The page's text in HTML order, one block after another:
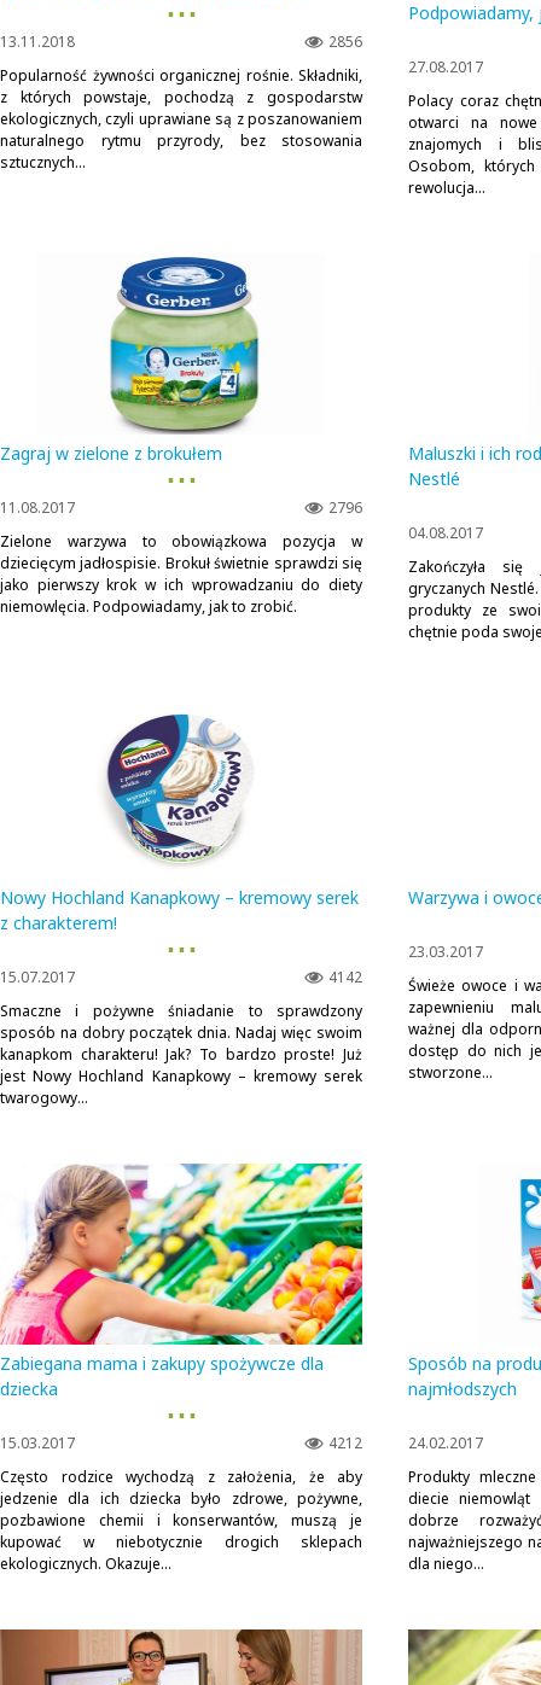
▪ ▪ ▪
2856
13.11.2018
Popularność żywności organicznej rośnie. Składniki,
z których powstaje, pochodzą z gospodarstw
ekologicznych, czyli uprawiane są z poszanowaniem
naturalnego rytmu przyrody, bez stosowania
sztucznych...
Podpowiadamy,
27.08.2017
Polacy coraz
otwarci na
znajomych i
Osobom, których
rewolucja...
Zagraj w zielone z brokułem
▪ ▪ ▪
2796
11.08.2017
Zielone warzywa to obowiązkowa pozycja w
dziecięcym jadłospisie. Brokuł świetnie sprawdzi się
jako pierwszy krok w ich wprowadzaniu do diety
niemowlęcia. Podpowiadamy, jak to zrobić.
Maluszki i ich
Nestlé
04.08.2017
Zakończyła
gryczanych
produkty ze
chętnie poda
Nowy Hochland Kanapkowy – kremowy serek
z charakterem!
▪ ▪ ▪
4142
15.07.2017
Smaczne i pożywne śniadanie to sprawdzony
sposób na dobry początek dnia. Nadaj więc swoim
kanapkom charakteru! Jak? To bardzo proste! Już
jest Nowy Hochland Kanapkowy – kremowy serek
twarogowy...
Warzywa i
23.03.2017
Świeże owoce i
zapewnieniu
ważnej dla
dostęp do nich
stworzone...
Zabiegana mama i zakupy spożywcze dla
dziecka
▪ ▪ ▪
4212
15.03.2017
Często rodzice wychodzą z założenia, że aby
jedzenie dla ich dziecka było zdrowe, pożywne,
pozbawione chemii i konserwantów, muszą je
kupować w niebotycznie drogich sklepach
ekologicznych. Okazuje...
Sposób na
najmłodszych
24.02.2017
Produkty
diecie niemowląt
dobrze
najważniejszego
dla niego...